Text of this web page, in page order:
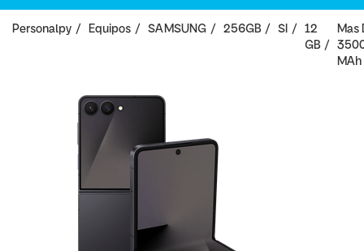
Personalpy Equipos SAMSUNG 256GB SI
12
GB
Mas
MAh